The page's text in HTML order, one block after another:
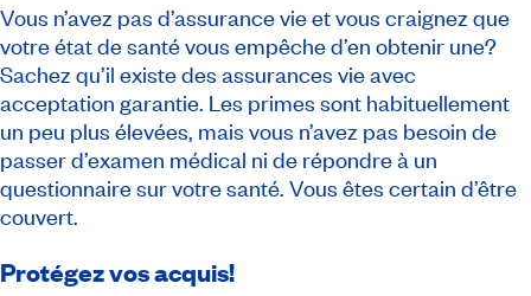
Vous n’avez pas d’assurance vie et vous craignez que
votre état de santé vous empêche d’en obtenir une?
Sachez qu’il existe des assurances vie avec
acceptation garantie. Les primes sont habituellement
un peu plus élevées, mais vous n’avez pas besoin de
passer d’examen médical ni de répondre à un
questionnaire sur votre santé. Vous êtes certain d’être
couvert.
Protégez vos acquis!